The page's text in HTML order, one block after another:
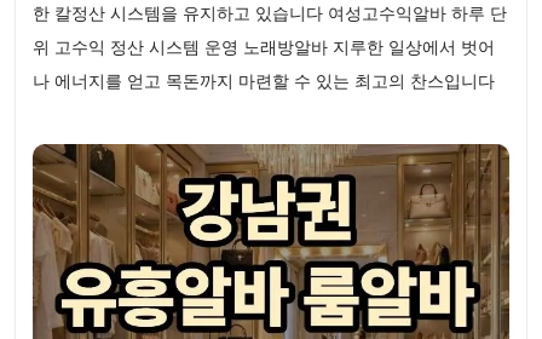
한 칼정산 시스템을 유지하고 있습니다 여성고수익알바 하루 단
위 고수익 정산 시스템 운영 노래방알바 지루한 일상에서 벗어
나 에너지를 얻고 목돈까지 마련할 수 있는 최고의 찬스입니다